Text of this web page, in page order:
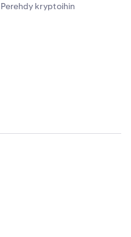
Perehdy kryptoihin